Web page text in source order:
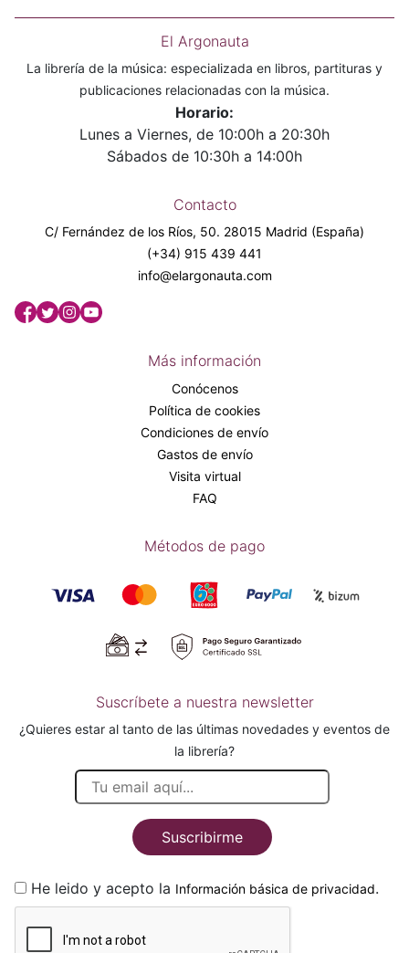
El Argonauta
La librería de la música: especializada en libros, partituras y
publicaciones relacionadas con la música.
Horario:
Lunes a Viernes, de 10:00h a 20:30h
Sábados de 10:30h a 14:00h
Contacto
C/ Fernández de los Ríos, 50. 28015 Madrid (España)
(+34) 915 439 441
info@elargonauta.com
Más información
Conócenos
Política de cookies
Condiciones de envío
Gastos de envío
Visita virtual
FAQ
Métodos de pago
Suscríbete a nuestra newsletter
¿Quieres estar al tanto de las últimas novedades y eventos de
la librería?
Suscribirme
He leido y acepto la Información básica de privacidad.